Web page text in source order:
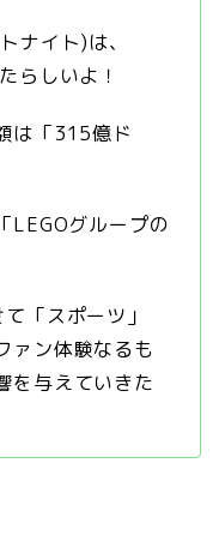
ナイト)は、
らしいよ！
は「315億ド
LEGOグループの
「スポーツ」
ァン体験なるも
を与えていきた